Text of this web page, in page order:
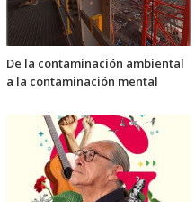
De la contaminación ambiental
a la contaminación mental